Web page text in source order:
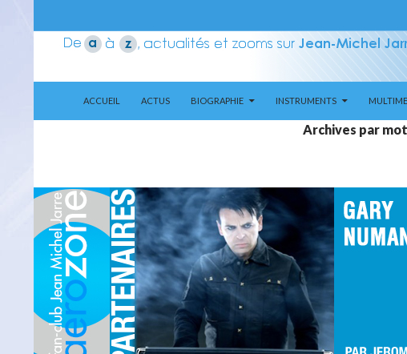
Aerozone JMJ
ACCUEIL
ACTUS BIOGRAPHIE INSTRUMENTS
Archives par